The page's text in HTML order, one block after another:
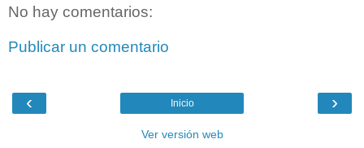
No hay comentarios:
Publicar un comentario
‹ ›
Inicio
Ver versión web